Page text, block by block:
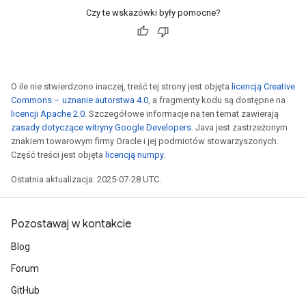
Czy te wskazówki były pomocne?
O ile nie stwierdzono inaczej, treść tej strony jest objęta licencją Creative
Commons – uznanie autorstwa 4.0, a fragmenty kodu są dostępne na
licencji Apache 2.0. Szczegółowe informacje na ten temat zawierają
zasady dotyczące witryny Google Developers. Java jest zastrzeżonym
znakiem towarowym firmy Oracle i jej podmiotów stowarzyszonych.
Część treści jest objęta licencją numpy.
Ostatnia aktualizacja: 2025-07-28 UTC.
Pozostawaj w kontakcie
Blog
Forum
GitHub